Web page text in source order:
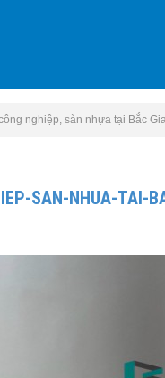
nghiệp, sàn nhựa tại Bắc
SAN-NHUA-TAI-